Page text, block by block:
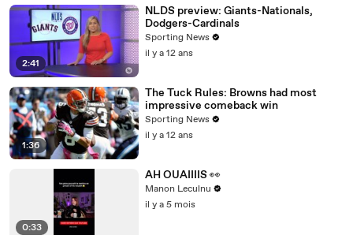
2:41
NLDS preview: Giants-Nationals,
Dodgers-Cardinals
Sporting News
il y a 12 ans
1:36
The Tuck Rules: Browns had most
impressive comeback win
Sporting News
il y a 12 ans
0:33
AH OUAIIIIS 👀
Manon Leculnu
il y a 5 mois